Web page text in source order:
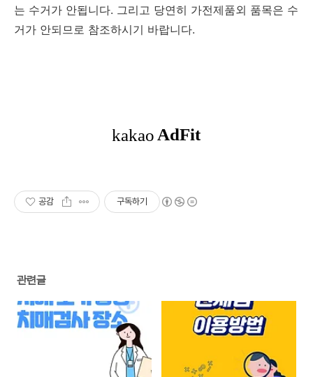
는 수거가 안됩니다. 그리고 당연히 가전제품외 품목은 수
거가 안되므로 참조하시기 바랍니다.
공감 구독하기
관련글